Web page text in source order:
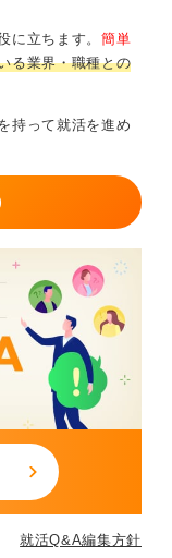
に立ちます。 簡単
る業界・職種との
持って就活を進め
就活Q&A編集方針